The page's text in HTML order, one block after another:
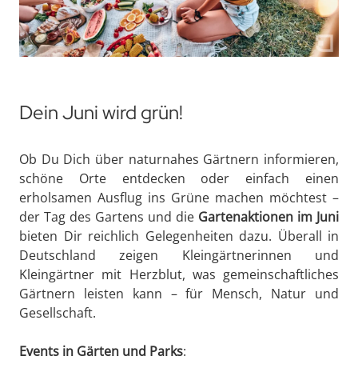
Dein Juni wird grün!
Ob Du Dich über naturnahes Gärtnern informieren,
schöne Orte entdecken oder einfach einen
erholsamen Ausflug ins Grüne machen möchtest –
der Tag des Gartens und die Gartenaktionen im Juni
bieten Dir reichlich Gelegenheiten dazu. Überall in
Deutschland zeigen Kleingärtnerinnen und
Kleingärtner mit Herzblut, was gemeinschaftliches
Gärtnern leisten kann – für Mensch, Natur und
Gesellschaft.
Events in Gärten und Parks: